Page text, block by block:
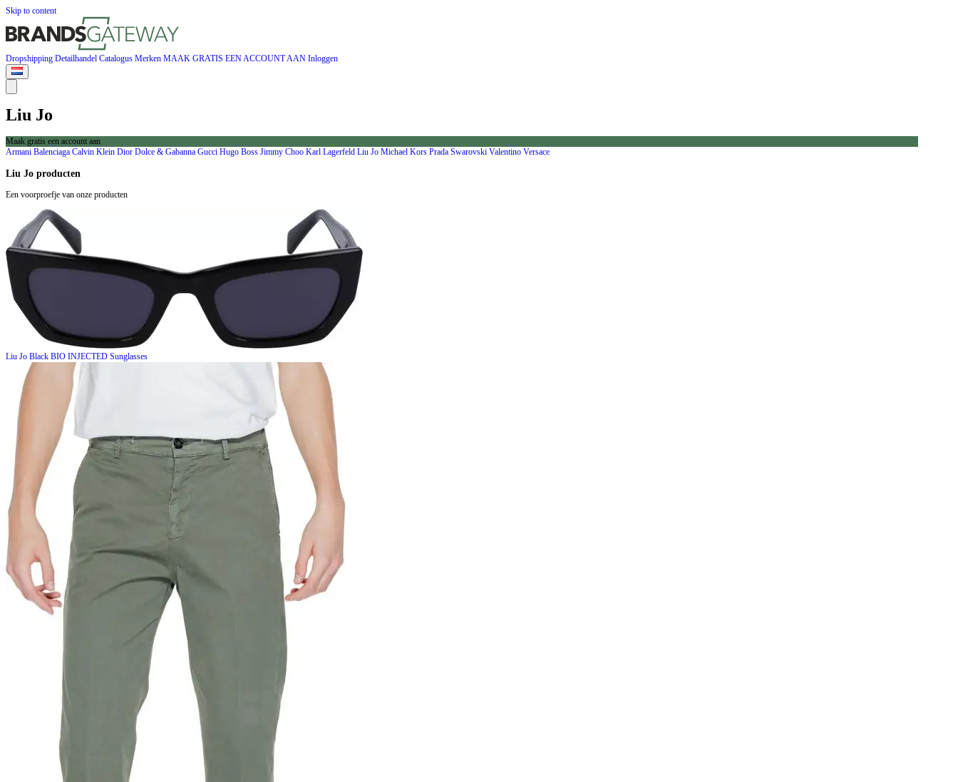
Skip to content
Dropshipping Detailhandel Catalogus Merken MAAK GRATIS EEN ACCOUNT AAN Inloggen
Liu Jo
Maak gratis een account aan
Armani Balenciaga Calvin Klein Dior Dolce & Gabanna Gucci Hugo Boss Jimmy Choo Karl Lagerfeld Liu Jo Michael Kors Prada Swarovski Valentino Versace
Liu Jo producten
Een voorproefje van onze producten
Liu Jo Black BIO INJECTED Sunglasses